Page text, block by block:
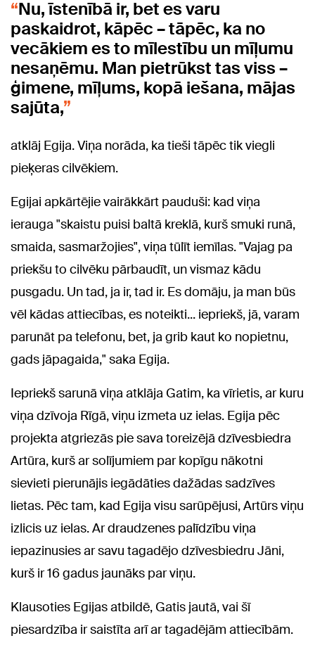
Nu, īstenībā ir, bet es varu
paskaidrot, kāpēc – tāpēc, ka no
vecākiem es to mīlestību un mīļumu
nesaņēmu. Man pietrūkst tas viss –
ģimene, mīļums, kopā iešana, mājas
sajūta,
atklāj Egija. Viņa norāda, ka tieši tāpēc tik viegli
pieķeras cilvēkiem.
Egijai apkārtējie vairākkārt pauduši: kad viņa
ierauga "skaistu puisi baltā kreklā, kurš smuki runā,
smaida, sasmaržojies", viņa tūlīt iemīlas. "Vajag pa
priekšu to cilvēku pārbaudīt, un vismaz kādu
pusgadu. Un tad, ja ir, tad ir. Es domāju, ja man būs
vēl kādas attiecības, es noteikti... iepriekš, jā, varam
parunāt pa telefonu, bet, ja grib kaut ko nopietnu,
gads jāpagaida," saka Egija.
Iepriekš sarunā viņa atklāja Gatim, ka vīrietis, ar kuru
viņa dzīvoja Rīgā, viņu izmeta uz ielas. Egija pēc
projekta atgriezās pie sava toreizējā dzīvesbiedra
Artūra, kurš ar solījumiem par kopīgu nākotni
sievieti pierunājis iegādāties dažādas sadzīves
lietas. Pēc tam, kad Egija visu sarūpējusi, Artūrs viņu
izlicis uz ielas. Ar draudzenes palīdzību viņa
iepazinusies ar savu tagadējo dzīvesbiedru Jāni,
kurš ir 16 gadus jaunāks par viņu.
Klausoties Egijas atbildē, Gatis jautā, vai šī
piesardzība ir saistīta arī ar tagadējām attiecībām.